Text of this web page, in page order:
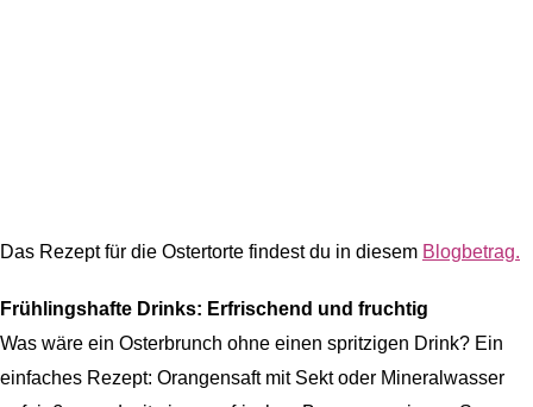
Das Rezept für die Ostertorte findest du in diesem Blogbetrag.
Frühlingshafte Drinks: Erfrischend und fruchtig
Was wäre ein Osterbrunch ohne einen spritzigen Drink? Ein
einfaches Rezept: Orangensaft mit Sekt oder Mineralwasser